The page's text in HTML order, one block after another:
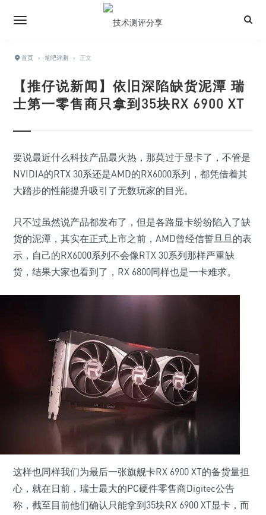
首页 › 笔吧评测 › 正文
【推仔说新闻】依旧深陷缺货泥潭 瑞
士第一零售商只拿到35块RX 6900 XT
要说最近什么科技产品最火热，那莫过于显卡了，不管是
NVIDIA的RTX 30系还是AMD的RX6000系列，都凭借着其
大踏步的性能提升吸引了无数玩家的目光。
只不过虽然说产品都发布了，但是各路显卡纷纷陷入了缺
货的泥潭，其实在正式上市之前，AMD曾经信誓旦旦的表
示，自己的RX6000系列不会像RTX 30系列那样严重缺
货，结果大家也看到了，RX 6800同样也是一卡难求。
这样也同样我们为最后一张旗舰卡RX 6900 XT的备货量担
心，就在日前，瑞士最大的PC硬件零售商Digitec公告
称，截至目前他们确认只能拿到35块RX 6900 XT显卡，而